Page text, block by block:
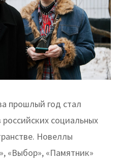
прошлый год стал
социальных
Новеллы
«Выбор», «Памятник»